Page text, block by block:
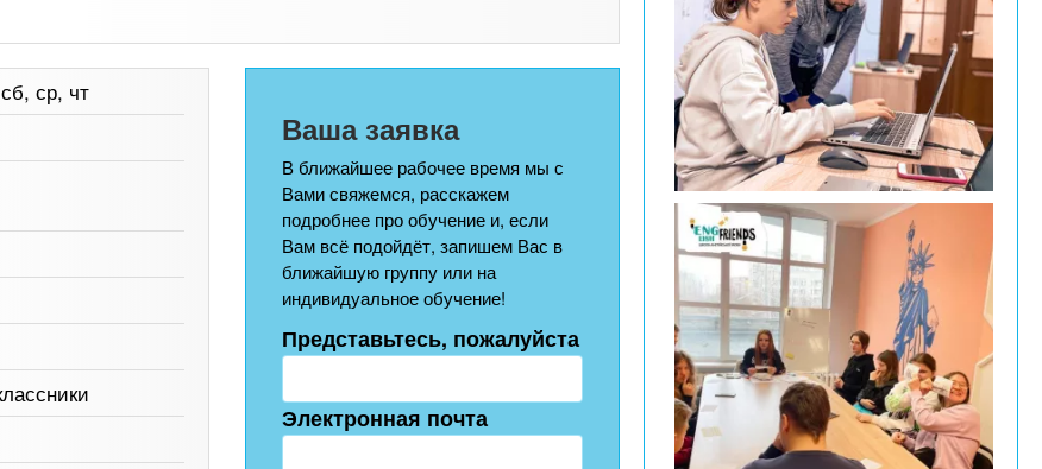
ср, чт
Ваша заявка
В ближайшее рабочее время мы с
Вами свяжемся, расскажем
подробнее про обучение и, если
Вам всё подойдёт, запишем Вас в
ближайшую группу или на
индивидуальное обучение!
Представьтесь, пожалуйста
Электронная почта